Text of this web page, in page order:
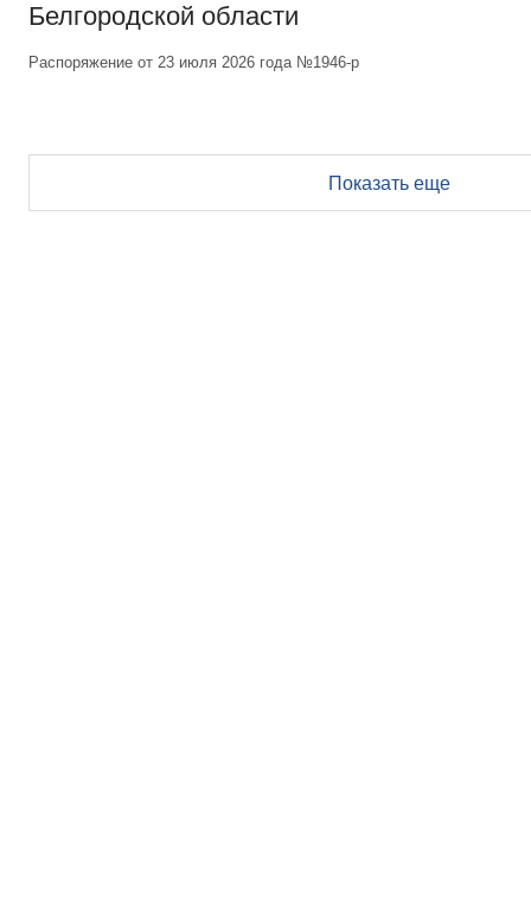
Белгородской области
Распоряжение от 23 июля 2026 года №1946-р
Показать еще